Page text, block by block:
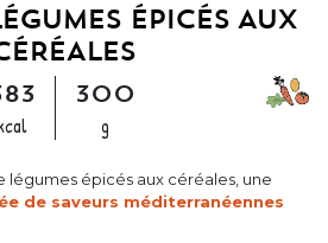
ÉPICÉS AUX
300
g
légumes épicés aux céréales, une
de saveurs méditerranéennes